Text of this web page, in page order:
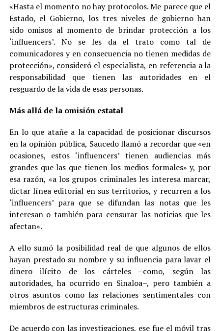
«Hasta el momento no hay protocolos. Me parece que el
Estado, el Gobierno, los tres niveles de gobierno han
sido omisos al momento de brindar protección a los
‘influencers’. No se les da el trato como tal de
comunicadores y en consecuencia no tienen medidas de
protección», consideró el especialista, en referencia a la
responsabilidad que tienen las autoridades en el
resguardo de la vida de esas personas.
Más allá de la omisión estatal
En lo que atañe a la capacidad de posicionar discursos
en la opinión pública, Saucedo llamó a recordar que «en
ocasiones, estos ‘influencers’ tienen audiencias más
grandes que las que tienen los medios formales» y, por
esa razón, «a los grupos criminales les interesa marcar,
dictar línea editorial en sus territorios, y recurren a los
‘influencers’ para que se difundan las notas que les
interesan o también para censurar las noticias que les
afectan».
A ello sumó la posibilidad real de que algunos de ellos
hayan prestado su nombre y su influencia para lavar el
dinero ilícito de los cárteles –como, según las
autoridades, ha ocurrido en Sinaloa–, pero también a
otros asuntos como las relaciones sentimentales con
miembros de estructuras criminales.
De acuerdo con las investigaciones, ese fue el móvil tras